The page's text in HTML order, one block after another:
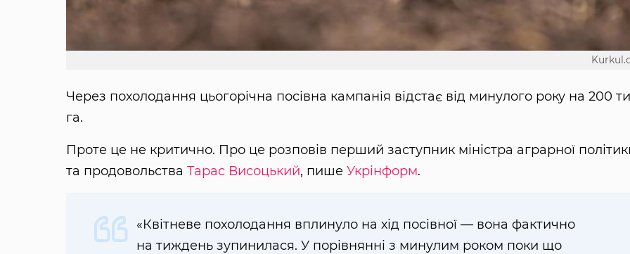
Через похолодання цьогорічна посівна кампанія відстає від минулого року на 200
га.
Проте це не критично. Про це розповів перший заступник міністра аграрної
та продовольства Тарас Висоцький, пише Укрінформ.
«Квітневе похолодання вплинуло на хід посівної — вона фактично
на тиждень зупинилася. У порівнянні з минулим роком поки що